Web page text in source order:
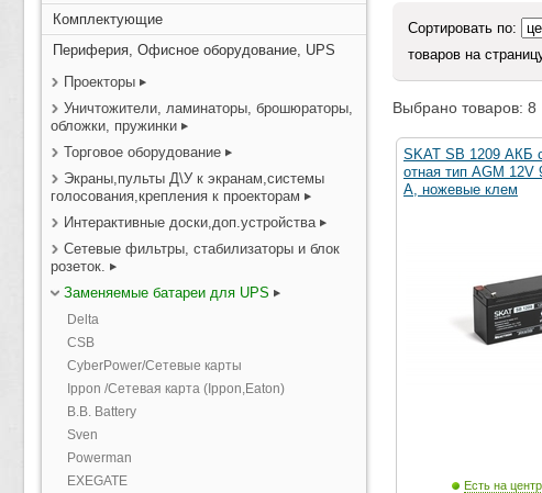
Комплектующие
Периферия, Офисное оборудование, UPS
Проекторы
Уничтожители, ламинаторы, брошюраторы,
обложки, пружинки
Торговое оборудование
Экраны,пульты Д\У к экранам,системы
голосования,крепления к проекторам
Интерактивные доски,доп.устройства
Сетевые фильтры, стабилизаторы и блок
розеток.
Заменяемые батареи для UPS
Delta
CSB
CyberPower/Сетевые карты
Ippon /Сетевая карта (Ippon,Eaton)
B.B. Battery
Sven
Powerman
EXEGATE
Сортировать по:
товаров на
Выбрано товаров: 8
SKAT SB 1209 АКБ
отная тип AGM 12V
А, ножевые клем
Есть на